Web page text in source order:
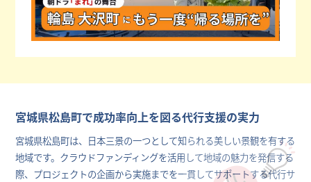
宮城県松島町で成功率向上を図る代行支援の実力
宮城県松島町は、日本三景の一つとして知られる美しい景観を有する
地域です。クラウドファンディングを活用して地域の魅力を発信する
際、プロジェクトの企画から実施までを一貫してサポートする代行サ